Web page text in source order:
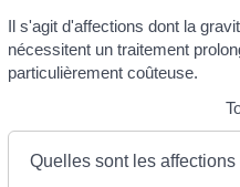
Il s'agit d'affections dont la
nécessitent un traitement
particulièrement coûteuse.
Quelles sont les